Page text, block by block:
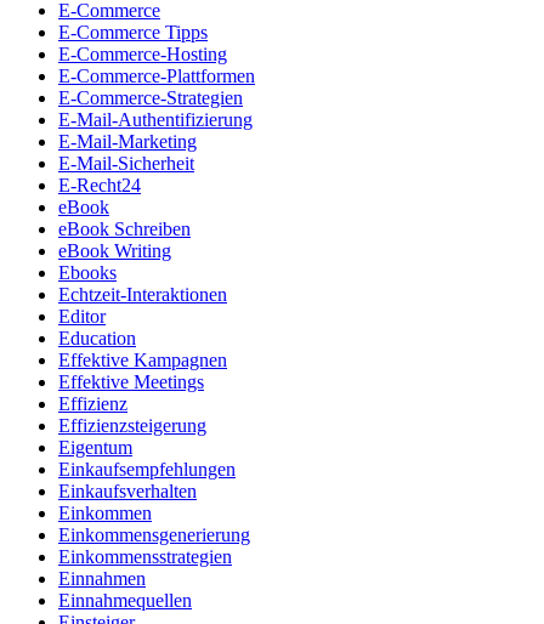
E-Commerce
E-Commerce Tipps
E-Commerce-Hosting
E-Commerce-Plattformen
E-Commerce-Strategien
E-Mail-Authentifizierung
E-Mail-Marketing
E-Mail-Sicherheit
E-Recht24
eBook
eBook Schreiben
eBook Writing
Ebooks
Echtzeit-Interaktionen
Editor
Education
Effektive Kampagnen
Effektive Meetings
Effizienz
Effizienzsteigerung
Eigentum
Einkaufsempfehlungen
Einkaufsverhalten
Einkommen
Einkommensgenerierung
Einkommensstrategien
Einnahmen
Einnahmequellen